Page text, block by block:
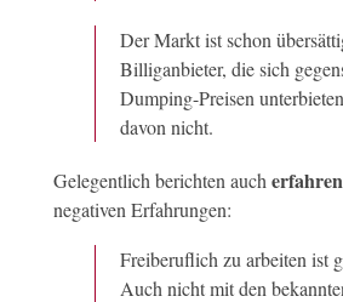
Der Markt ist schon
Billiganbieter, die sich
Dumping-Preisen
davon nicht.
Gelegentlich berichten auch
negativen Erfahrungen:
Freiberuflich zu arbeiten ist
Auch nicht mit den